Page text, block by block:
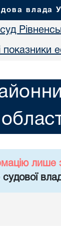
влада
показники
лише